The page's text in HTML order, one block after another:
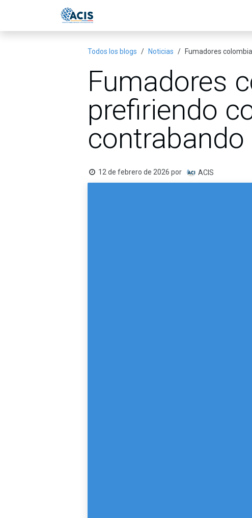
Todos los blogs Noticias Fumadores
Fumadores
prefiriendo
contrabando
12 de febrero de 2026 por ACIS